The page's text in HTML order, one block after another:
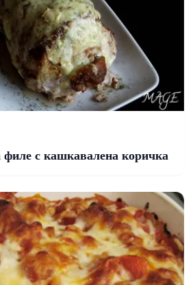
с кашкавалена коричка